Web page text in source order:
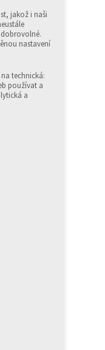
webu
jakož i naši
nastavení
technická:
používat a
a